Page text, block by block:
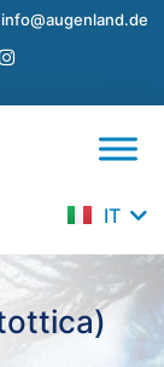
info@augenland.de
IT
EN
DE
TR